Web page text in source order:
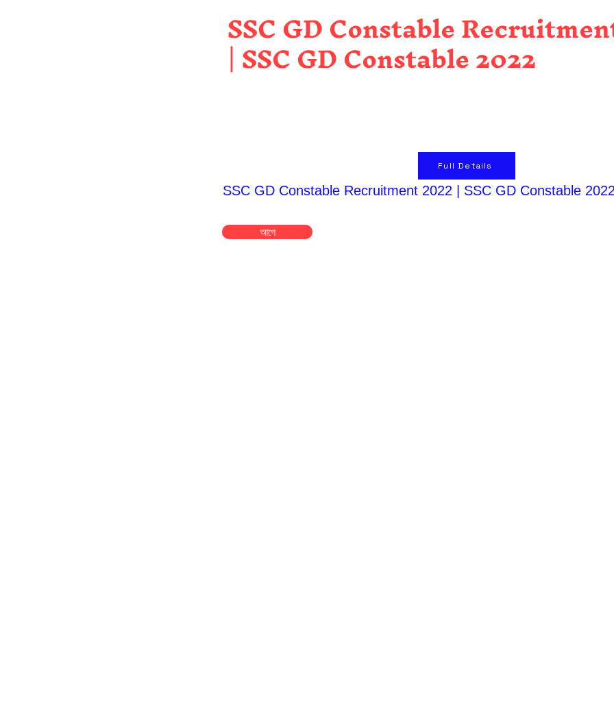
SSC GD Constable
| SSC GD Constable 2022
Full Details
SSC GD Constable Recruitment 2022 | SSC GD Constable 2022
আগে